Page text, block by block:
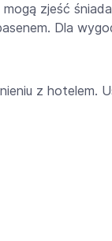
zjeść
Dla
z hotelem.